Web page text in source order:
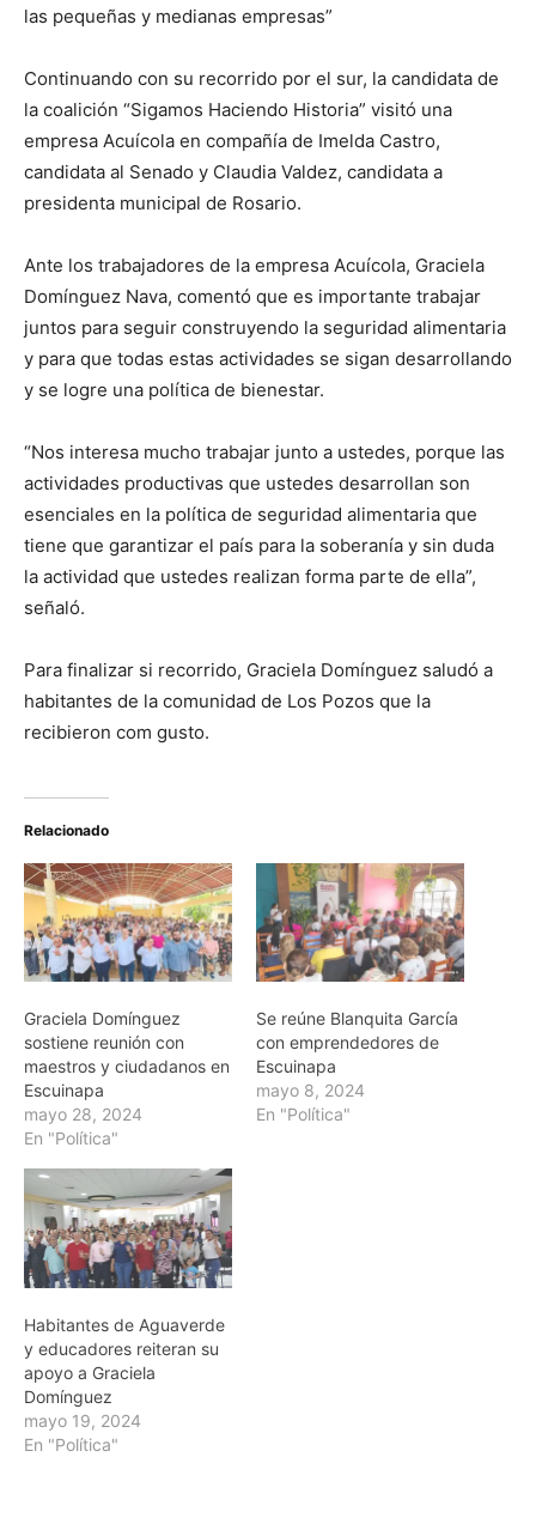
las pequeñas y medianas empresas”
Continuando con su recorrido por el sur, la candidata de
la coalición “Sigamos Haciendo Historia” visitó una
empresa Acuícola en compañía de Imelda Castro,
candidata al Senado y Claudia Valdez, candidata a
presidenta municipal de Rosario.
Ante los trabajadores de la empresa Acuícola, Graciela
Domínguez Nava, comentó que es importante trabajar
juntos para seguir construyendo la seguridad alimentaria
y para que todas estas actividades se sigan desarrollando
y se logre una política de bienestar.
“Nos interesa mucho trabajar junto a ustedes, porque las
actividades productivas que ustedes desarrollan son
esenciales en la política de seguridad alimentaria que
tiene que garantizar el país para la soberanía y sin duda
la actividad que ustedes realizan forma parte de ella”,
señaló.
Para finalizar si recorrido, Graciela Domínguez saludó a
habitantes de la comunidad de Los Pozos que la
recibieron com gusto.
Relacionado
Graciela Domínguez
sostiene reunión con
maestros y ciudadanos en
Escuinapa
mayo 28, 2024
En "Política"
Se reúne Blanquita García
con emprendedores de
Escuinapa
mayo 8, 2024
En "Política"
Habitantes de Aguaverde
y educadores reiteran su
apoyo a Graciela
Domínguez
mayo 19, 2024
En "Política"